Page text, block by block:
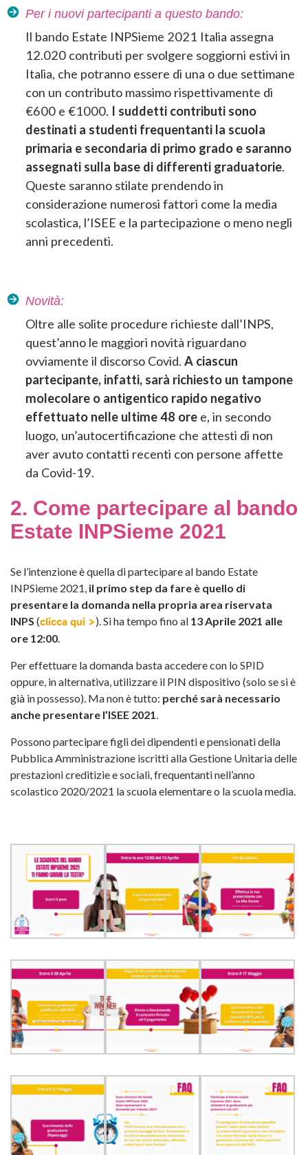
Per i nuovi partecipanti a questo bando:
Il bando Estate INPSieme 2021 Italia assegna
12.020 contributi per svolgere soggiorni estivi in
Italia, che potranno essere di una o due settimane
con un contributo massimo rispettivamente di
€600 e €1000. I suddetti contributi sono
destinati a studenti frequentanti la scuola
primaria e secondaria di primo grado e saranno
assegnati sulla base di differenti graduatorie.
Queste saranno stilate prendendo in
considerazione numerosi fattori come la media
scolastica, l’ISEE e la partecipazione o meno negli
anni precedenti.
Novità:
Oltre alle solite procedure richieste dall’INPS,
quest’anno le maggiori novità riguardano
ovviamente il discorso Covid. A ciascun
partecipante, infatti, sarà richiesto un tampone
molecolare o antigentico rapido negativo
effettuato nelle ultime 48 ore e, in secondo
luogo, un’autocertificazione che attesti di non
aver avuto contatti recenti con persone affette
da Covid-19.
2. Come partecipare al bando
Estate INPSieme 2021
Se l’intenzione è quella di partecipare al bando Estate
INPSieme 2021, il primo step da fare è quello di
presentare la domanda nella propria area riservata
INPS (clicca qui >). Si ha tempo fino al 13 Aprile 2021 alle
ore 12:00.
Per effettuare la domanda basta accedere con lo SPID
oppure, in alternativa, utilizzare il PIN dispositivo (solo se si è
già in possesso). Ma non è tutto: perché sarà necessario
anche presentare l’ISEE 2021.
Possono partecipare figli dei dipendenti e pensionati della
Pubblica Amministrazione iscritti alla Gestione Unitaria delle
prestazioni creditizie e sociali, frequentanti nell’anno
scolastico 2020/2021 la scuola elementare o la scuola media.